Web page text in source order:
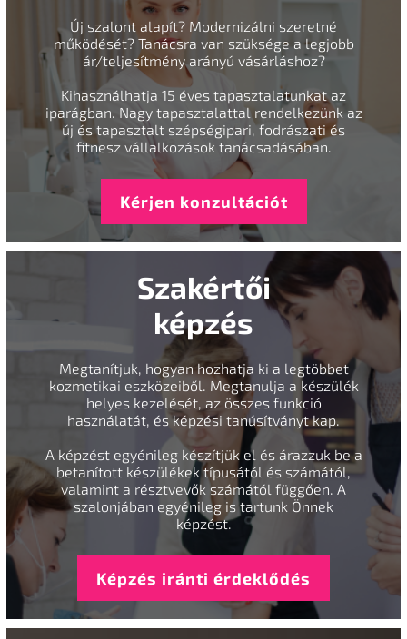
Új szalont alapít? Modernizálni szeretné
működését? Tanácsra van szüksége a legjobb
ár/teljesítmény arányú vásárláshoz?
Kihasználhatja 15 éves tapasztalatunkat az
iparágban. Nagy tapasztalattal rendelkezünk az
új és tapasztalt szépségipari, fodrászati és
fitnesz vállalkozások tanácsadásában.
Kérjen konzultációt
Szakértői
képzés
Megtanítjuk, hogyan hozhatja ki a legtöbbet
kozmetikai eszközeiből. Megtanulja a készülék
helyes kezelését, az összes funkció
használatát, és képzési tanúsítványt kap.
A képzést egyénileg készítjük el és árazzuk be a
betanított készülékek típusától és számától,
valamint a résztvevők számától függően. A
szalonjában egyénileg is tartunk Önnek
képzést.
Képzés iránti érdeklődés